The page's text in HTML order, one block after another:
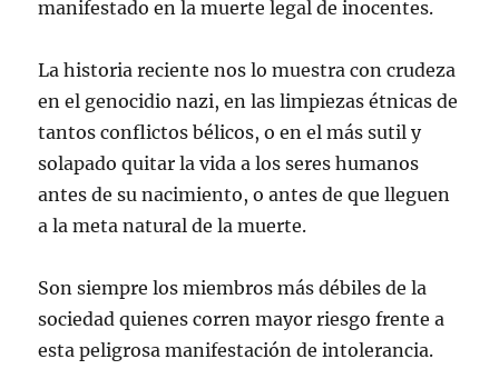
manifestado en la muerte legal de inocentes.
La historia reciente nos lo muestra con crudeza
en el genocidio nazi, en las limpiezas étnicas de
tantos conflictos bélicos, o en el más sutil y
solapado quitar la vida a los seres humanos
antes de su nacimiento, o antes de que lleguen
a la meta natural de la muerte.
Son siempre los miembros más débiles de la
sociedad quienes corren mayor riesgo frente a
esta peligrosa manifestación de intolerancia.